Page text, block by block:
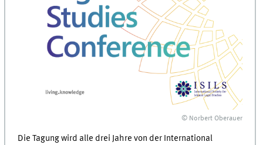
© Norbert Oberauer
Die Tagung wird alle drei Jahre von der International